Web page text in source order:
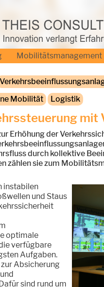
Mobilitätsmanagement
Mobilität Logistik
mit
Erhöhung der
durch kollektive
zählen sie zum
instabilen
und Staus
optimale
verfügbare
Aufgaben.
Absicherung
sind rund um